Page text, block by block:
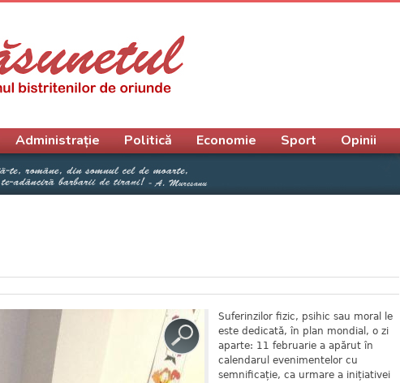
Suferinzilor fizic, psihic sau moral le
este dedicată, în plan mondial, o zi
aparte: 11 februarie a apărut în
calendarul evenimentelor cu
semnificație, ca urmare a inițiativei
Administrație Politică Economie Sport Opinii